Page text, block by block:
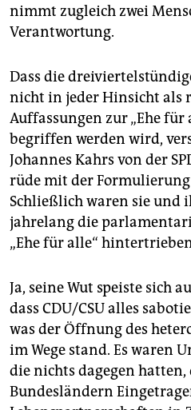
nimmt zugleich zwei
Verantwortung.
Dass die
nicht in jeder Hinsicht als
Auffassungen zur „Ehe für
begriffen werden wird,
Johannes Kahrs von der
rüde mit der
Schließlich waren sie und
jahrelang die
„Ehe für alle“
Ja, seine Wut speiste sich
dass CDU/CSU alles
was der Öffnung des
im Wege stand. Es waren
die nichts dagegen
Bundesländern